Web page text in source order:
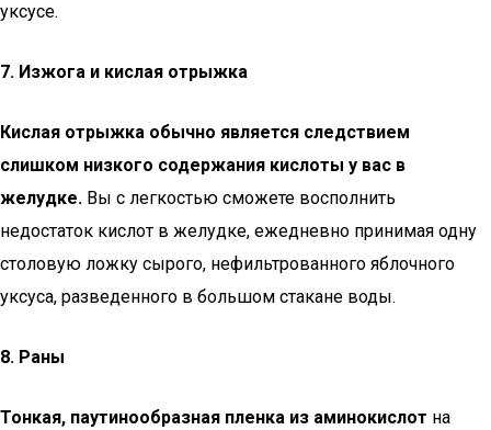
уксусе.
7. Изжога и кислая отрыжка
Кислая отрыжка обычно является следствием
слишком низкого содержания кислоты у вас в
желудке. Вы с легкостью сможете восполнить
недостаток кислот в желудке, ежедневно принимая одну
столовую ложку сырого, нефильтрованного яблочного
уксуса, разведенного в большом стакане воды.
8. Раны
Тонкая, паутинообразная пленка из аминокислот на